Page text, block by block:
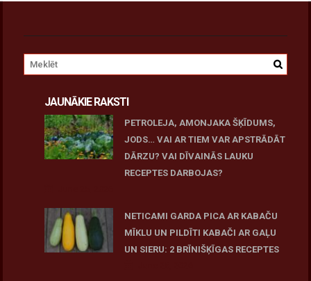
JAUNĀKIE RAKSTI
PETROLEJA, AMONJAKA ŠĶĪDUMS,
JODS… VAI AR TIEM VAR APSTRĀDĀT
DĀRZU? VAI DĪVAINĀS LAUKU
RECEPTES DARBOJAS?
NETICAMI GARDA PICA AR KABAČU
MĪKLU UN PILDĪTI KABAČI AR GAĻU
UN SIERU: 2 BRĪNIŠĶĪGAS RECEPTES